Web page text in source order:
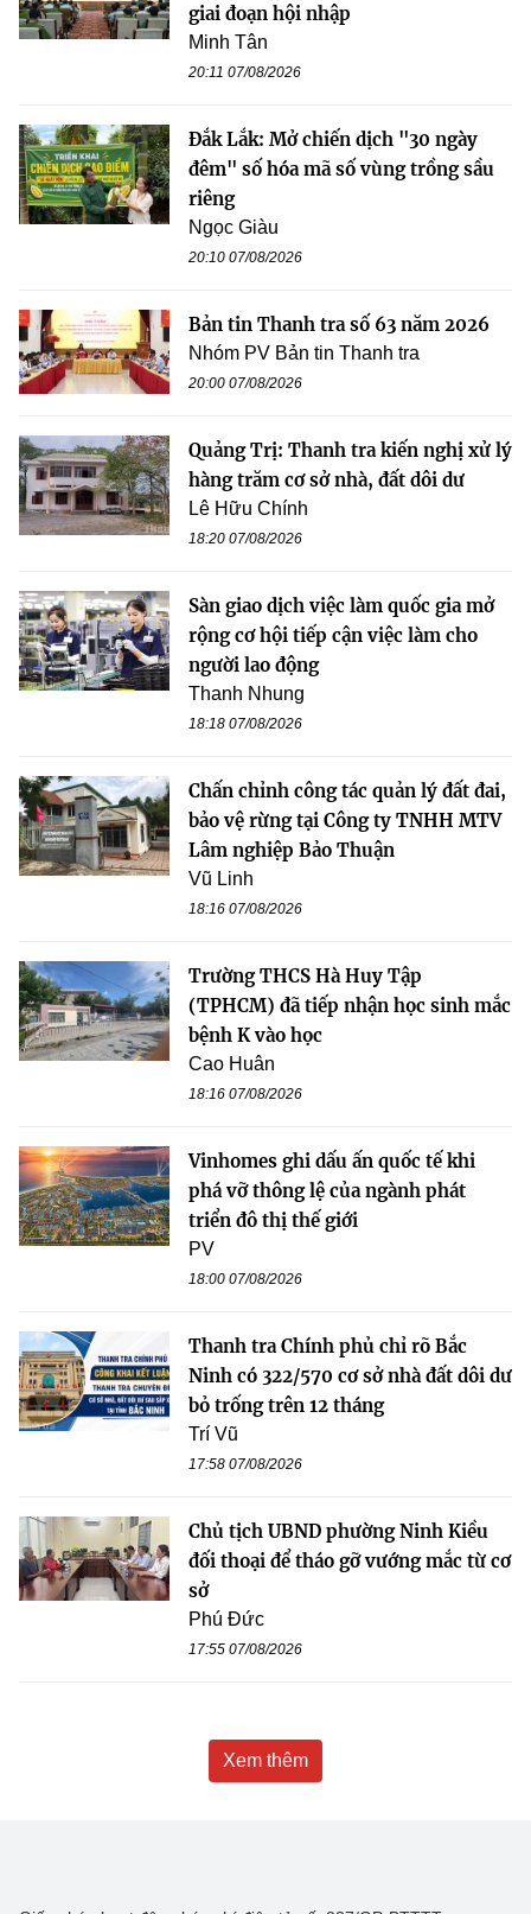
giai đoạn hội nhập
Minh Tân
20:11 07/08/2026
Đắk Lắk: Mở chiến dịch "30 ngày
đêm" số hóa mã số vùng trồng sầu
riêng
Ngọc Giàu
20:10 07/08/2026
Bản tin Thanh tra số 63 năm 2026
Nhóm PV Bản tin Thanh tra
20:00 07/08/2026
Quảng Trị: Thanh tra kiến nghị xử lý
hàng trăm cơ sở nhà, đất dôi dư
Lê Hữu Chính
18:20 07/08/2026
Sàn giao dịch việc làm quốc gia mở
rộng cơ hội tiếp cận việc làm cho
người lao động
Thanh Nhung
18:18 07/08/2026
Chấn chỉnh công tác quản lý đất đai,
bảo vệ rừng tại Công ty TNHH MTV
Lâm nghiệp Bảo Thuận
Vũ Linh
18:16 07/08/2026
Trường THCS Hà Huy Tập
(TPHCM) đã tiếp nhận học sinh mắc
bệnh K vào học
Cao Huân
18:16 07/08/2026
Vinhomes ghi dấu ấn quốc tế khi
phá vỡ thông lệ của ngành phát
triển đô thị thế giới
PV
18:00 07/08/2026
Thanh tra Chính phủ chỉ rõ Bắc
Ninh có 322/570 cơ sở nhà đất dôi dư
bỏ trống trên 12 tháng
Trí Vũ
17:58 07/08/2026
Chủ tịch UBND phường Ninh Kiều
đối thoại để tháo gỡ vướng mắc từ cơ
sở
Phú Đức
17:55 07/08/2026
Xem thêm